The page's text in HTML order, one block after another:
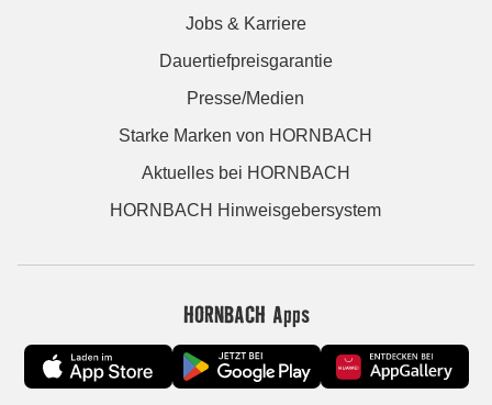
Jobs & Karriere
Dauertiefpreisgarantie
Presse/Medien
Starke Marken von HORNBACH
Aktuelles bei HORNBACH
HORNBACH Hinweisgebersystem
HORNBACH Apps